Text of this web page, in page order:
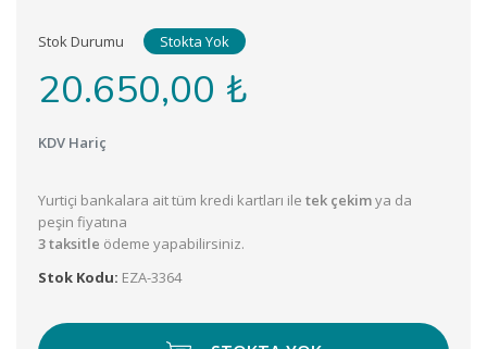
Stok Durumu Stokta Yok
20.650,00 ₺
KDV Hariç
Yurtiçi bankalara ait tüm kredi kartları ile tek çekimya da
peşin fiyatına
3 taksitle ödeme yapabilirsiniz.
Stok Kodu: EZA-3364